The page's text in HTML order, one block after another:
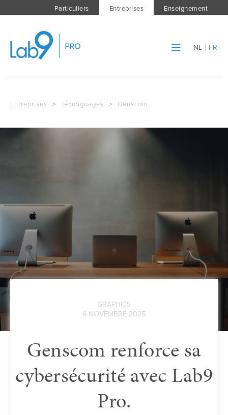
Particuliers Entreprises Enseignement
NL FR
Entreprises > Témoignages > Genscom
GRAPHICS
6 NOVEMBRE 2025
Genscom renforce sa
cybersécurité avec Lab9
Pro.